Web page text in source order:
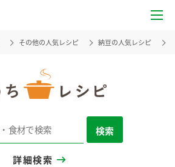
その他の人気レシピ 納豆の人気レシピ
検索
詳細検索